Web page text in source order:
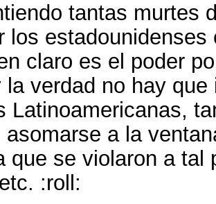
tantas murtes
los
claro es el poder
la verdad no hay
Latinoamericanas,
asomarse a la
que se violaron a
:roll: